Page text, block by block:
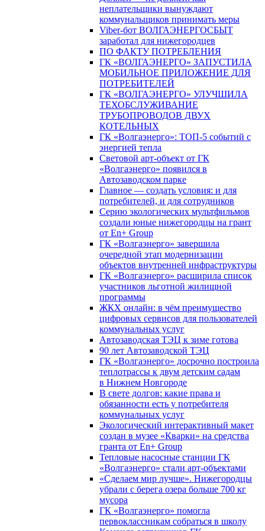
неплательщики вынуждают
коммунальщиков принимать меры
Viber-бот ВОЛГАЭНЕРГОСБЫТ
заработал для нижегородцев
ПО ФАКТУ ПОТРЕБЛЕНИЯ
ГК «ВОЛГАЭНЕРГО» ЗАПУСТИЛА
МОБИЛЬНОЕ ПРИЛОЖЕНИЕ ДЛЯ
ПОТРЕБИТЕЛЕЙ
ГК «ВОЛГАЭНЕРГО» УЛУЧШИЛА
ТЕХОБСЛУЖИВАНИЕ
ТРУБОПРОВОДОВ ДВУХ
КОТЕЛЬНЫХ
ГК «Волгаэнерго»: ТОП-5 событий с
энергией тепла
Световой арт-объект от ГК
«Волгаэнерго» появился в
Автозаводском парке
Главное — создать условия: и для
потребителей, и для сотрудников
Серию экологических мультфильмов
создали юные нижегородцы на грант
от En+ Group
ГК «Волгаэнерго» завершила
очередной этап модернизации
объектов внутренней инфраструктуры
ГК «Волгаэнерго» расширила список
участников льготной жилищной
программы
ЖКХ онлайн: в чём преимущество
цифровых сервисов для пользователей
коммунальных услуг
Автозаводская ТЭЦ к зиме готова
90 лет Автозаводской ТЭЦ
ГК «Волгаэнерго» досрочно построила
теплотрассы к двум детским садам
в Нижнем Новгороде
В свете долгов: какие права и
обязанности есть у потребителя
коммунальных услуг
Экологический интерактивный макет
создан в музее «Кварки» на средства
гранта от En+ Group
Тепловые насосные станции ГК
«Волгаэнерго» стали арт-объектами
«Сделаем мир лучше». Нижегородцы
убрали с берега озера больше 700 кг
мусора
ГК «Волгаэнерго» помогла
первоклассникам собраться в школу